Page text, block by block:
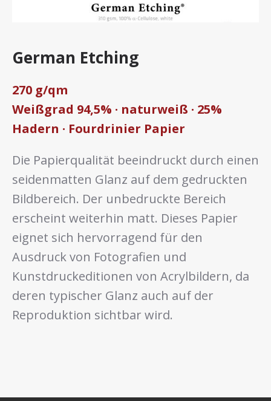
German Etching
270 g/qm
Weißgrad 94,5% · naturweiß · 25%
Hadern · Fourdrinier Papier
Die Papierqualität beeindruckt durch einen
seidenmatten Glanz auf dem gedruckten
Bildbereich. Der unbedruckte Bereich
erscheint weiterhin matt. Dieses Papier
eignet sich hervorragend für den
Ausdruck von Fotografien und
Kunstdruckeditionen von Acrylbildern, da
deren typischer Glanz auch auf der
Reproduktion sichtbar wird.